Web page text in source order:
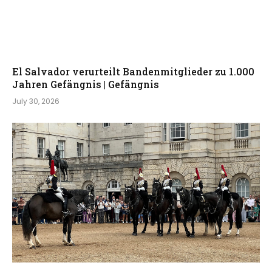
El Salvador verurteilt Bandenmitglieder zu 1.000
Jahren Gefängnis | Gefängnis
July 30, 2026